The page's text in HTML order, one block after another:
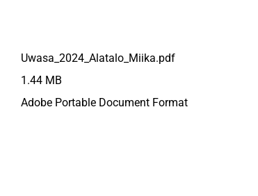
Uwasa_2024_Alatalo_Miika.pdf
1.44 MB
Adobe Portable Document Format